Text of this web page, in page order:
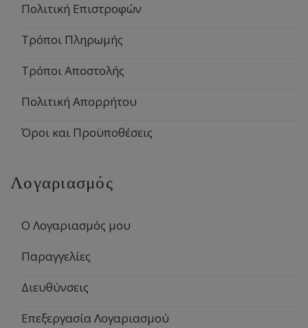
Πολιτική Επιστροφών
Τρόποι Πληρωμής
Τρόποι Αποστολής
Πολιτική Απορρήτου
Όροι και Προϋποθέσεις
Λογαριασμός
Ο Λογαριασμός μου
Παραγγελίες
Διευθύνσεις
Επεξεργασία Λογαριασμού